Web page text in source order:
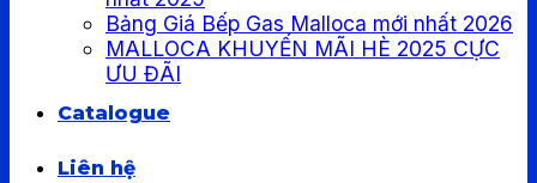
Bảng Giá Bếp Gas Malloca mới nhất 2026
MALLOCA KHUYẾN MÃI HÈ 2025 CỰC
ƯU ĐÃI
Catalogue
Liên hệ